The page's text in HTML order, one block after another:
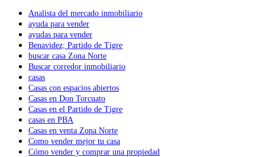
Analista del mercado inmobiliario
ayuda para vender
ayudas para vender
Benavidez; Partido de Tigre
buscar casa Zona Norte
Buscar corredor inmobiliario
casas
Casas con espacios abiertos
Casas en Don Torcuato
Casas en el Partido de Tigre
casas en PBA
Casas en venta Zona Norte
Como vender mejor tu casa
Cómo vender y comprar una propiedad